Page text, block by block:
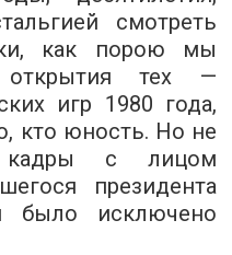
смотреть
как порою мы
открытия тех —
игр 1980 года,
кто юность. Но не
кадры с лицом
президента
исключено